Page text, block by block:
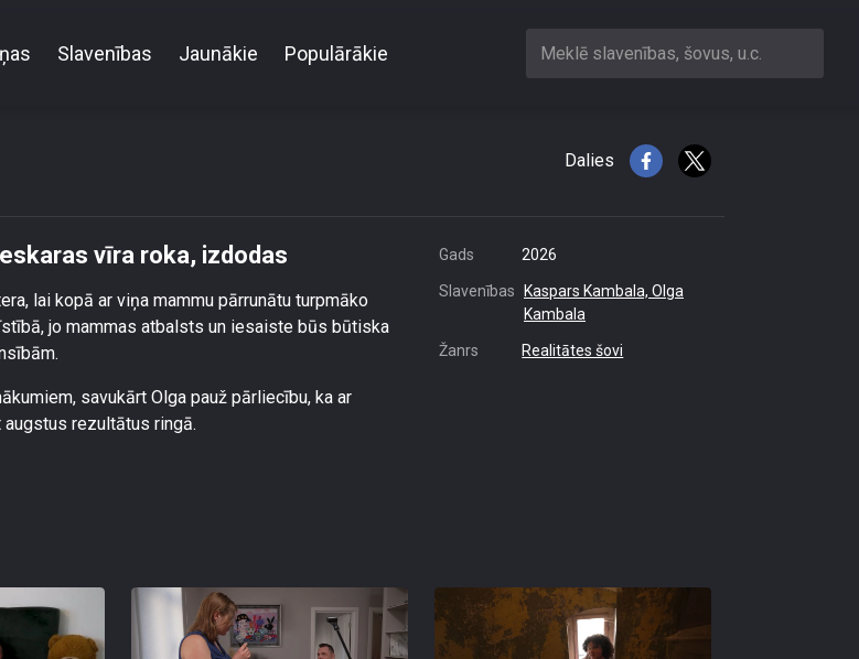
Slavenības Jaunākie Populārākie Meklē slavenības, šovus, u.c.
Dalies
vīra roka, izdodas
lai kopā ar viņa mammu pārrunātu turpmāko
jo mammas atbalsts un iesaiste būs būtiska
savukārt Olga pauž pārliecību, ka ar
rezultātus ringā.
Gads 2026
Slavenības Kaspars Kambala, Olga
Kambala
Žanrs Realitātes šovi